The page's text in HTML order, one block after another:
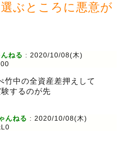
ぶところに悪意が
ねる : 2020/10/08(木)
竹中の全資産差押えして
するのが先
んねる : 2020/10/08(木)